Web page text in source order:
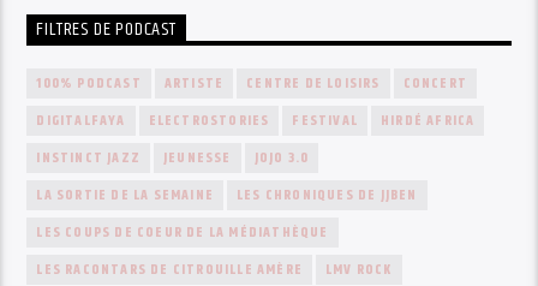
FILTRES DE PODCAST
100% PODCAST ARTISTE CENTRE DE LOISIRS
CONCERT
DIGITALFAYA
ELECTROSTORIES FESTIVAL
HIRDÉ AFRICA
INSTINCT JAZZ
JEUNESSE
JOJO 3.0
LA SORTIE DE LA SEMAINE
LES CHRONIQUES DE JJBEN
LES COUPS DE COEUR DE LA MÉDIATHÈQUE
LES RACONTARS DE CITROUILLE AMÈRE
LMV ROCK